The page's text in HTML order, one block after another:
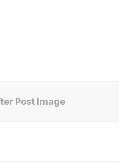
Post Image